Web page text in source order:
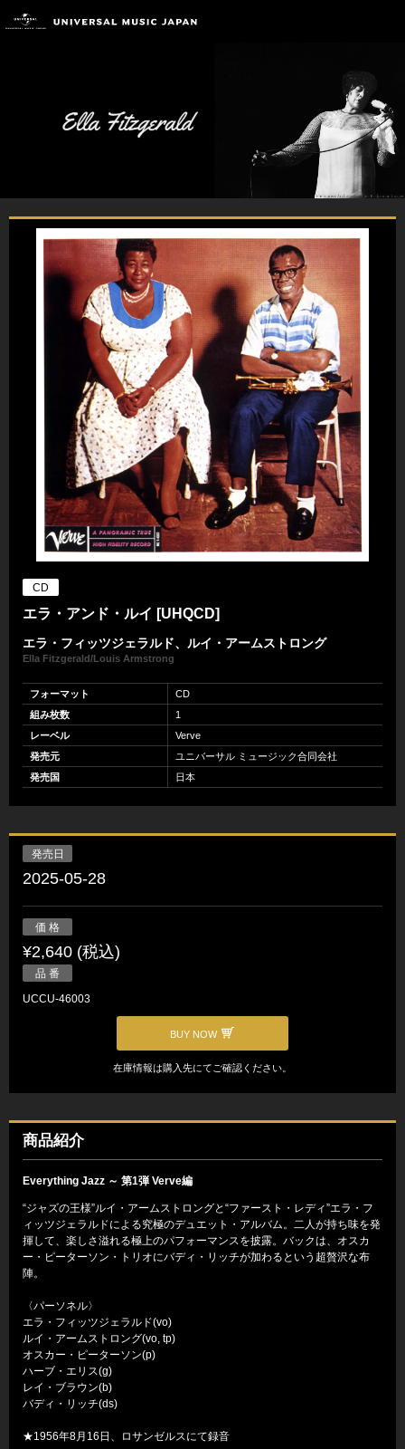
CD
エラ・アンド・ルイ [UHQCD]
エラ・フィッツジェラルド、ルイ・アームストロング
Ella Fitzgerald/Louis Armstrong
フォーマット
CD
組み枚数
1
レーベル
Verve
発売元
ユニバーサル ミュージック合同会社
発売国
日本
発売日
2025-05-28
価 格
¥2,640 (税込)
品 番
UCCU-46003
BUY NOW
在庫情報は購入先にてご確認ください。
商品紹介
Everything Jazz ～ 第1弾 Verve編
“ジャズの王様”ルイ・アームストロングと“ファースト・レディ”エラ・フ
ィッツジェラルドによる究極のデュエット・アルバム。二人が持ち味を発
揮して、楽しさ溢れる極上のパフォーマンスを披露。バックは、オスカ
ー・ピーターソン・トリオにバディ・リッチが加わるという超贅沢な布
陣。
〈パーソネル〉
エラ・フィッツジェラルド(vo)
ルイ・アームストロング(vo, tp)
オスカー・ピーターソン(p)
ハーブ・エリス(g)
レイ・ブラウン(b)
バディ・リッチ(ds)
★1956年8月16日、ロサンゼルスにて録音